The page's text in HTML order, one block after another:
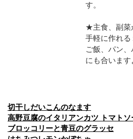
す。
★主食、副菜
手軽に作れる
ご飯、パン
にも合います
切干しだいこんのなます
高野豆腐のイタリアンカツ トマトソ
ブロッコリーと青豆のグラッセ